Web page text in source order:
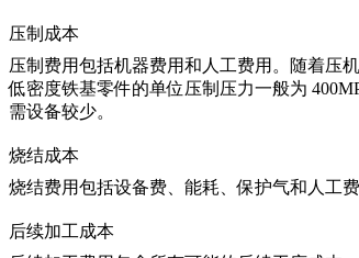
压制成本
压制费用包括机器费用和人工费用。随着压
低密度铁基零件的单位压制压力一般为
需设备较少。
烧结成本
烧结费用包括设备费、能耗、保护气和人工
后续加工成本